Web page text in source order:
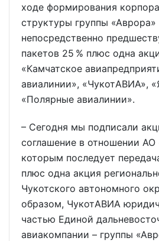
ходе формирования
структуры группы «Аврора»
непосредственно
пакетов 25 % плюс одна
«Камчатское
авиалинии», «ЧукотАВИА»,
«Полярные авиалинии».
– Сегодня мы подписали
соглашение в отношении АО
которым последует
плюс одна акция
Чукотского автономного
образом, ЧукотАВИА
частью Единой
авиакомпании – группы